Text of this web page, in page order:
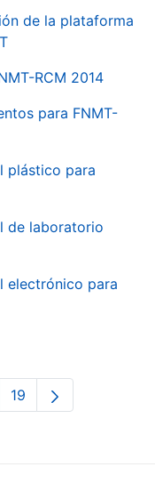
de la plataforma
RCM 2014
para FNMT-
plástico para
de laboratorio
electrónico para
Pages Use
Page
19